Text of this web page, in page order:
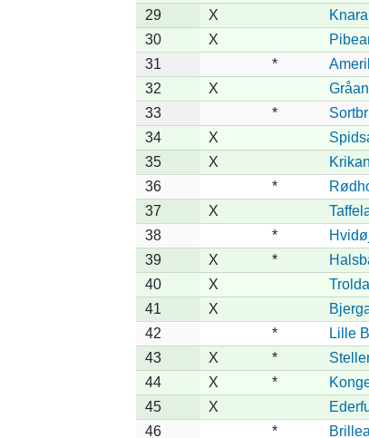
29
X
30
X
31
*
32
X
33
*
34
X
35
X
36
*
37
X
38
*
39
X *
40
X
41
X
42
* Lille
43
X *
44
X *
45
X
46
*